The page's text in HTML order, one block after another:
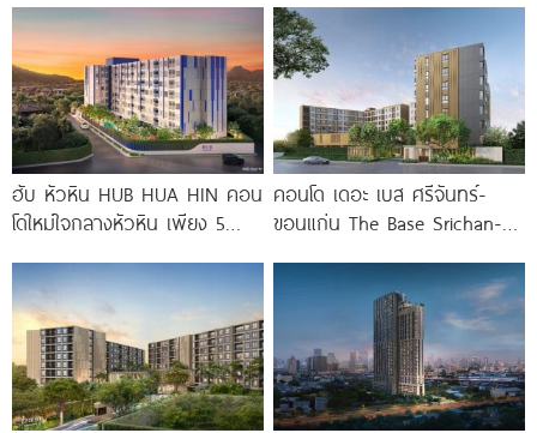
จาก
ฮับ หัวหิน HUB HUA HIN คอน
โดใหม่ใจกลางหัวหิน เพียง 5
คอนโด เดอะ เบส ศรีจันทร์-
ขอนแก่น The Base Srichan-
ขอนแก่น